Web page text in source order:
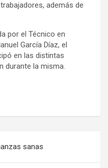
además de
por el Técnico en
García Díaz, el
en las distintas
durante la misma.
sanas